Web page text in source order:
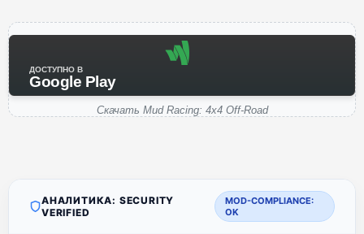
ДОСТУПНО В
Google Play
Скачать Mud Racing: 4х4 Off-Road
АНАЛИТИКА: SECURITY
VERIFIED
MOD-COMPLIANCE:
OK